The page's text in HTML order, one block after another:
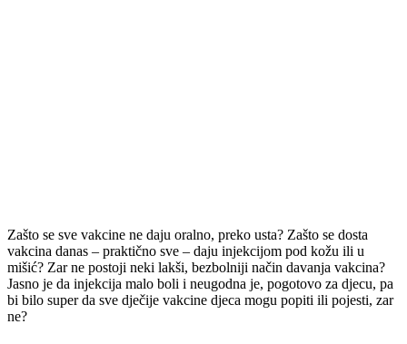
Zašto se sve vakcine ne daju oralno, preko usta? Zašto se dosta
vakcina danas – praktično sve – daju injekcijom pod kožu ili u
mišić? Zar ne postoji neki lakši, bezbolniji način davanja vakcina?
Jasno je da injekcija malo boli i neugodna je, pogotovo za djecu, pa
bi bilo super da sve dječije vakcine djeca mogu popiti ili pojesti, zar
ne?